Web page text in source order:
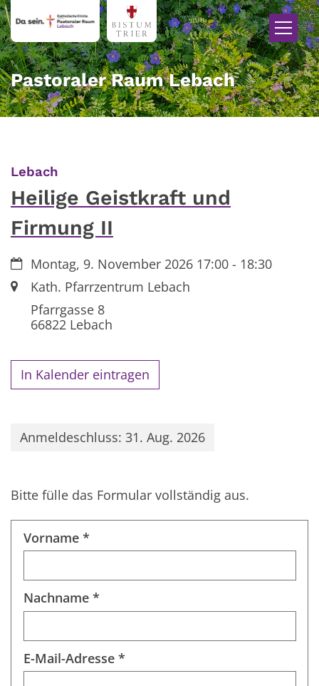
Zum Inhalt springen
Pastoraler Raum Lebach
Lebach
Heilige Geistkraft und
Firmung II
Datum:Montag, 9. November 2026 17:00 - 18:30
Ort:Kath. Pfarrzentrum Lebach
Pfarrgasse 8
66822Lebach
In Kalender eintragen
Anmeldeschluss: 31. Aug. 2026
Bitte fülle das Formular vollständig aus.
Vorname *
Nachname *
E-Mail-Adresse *